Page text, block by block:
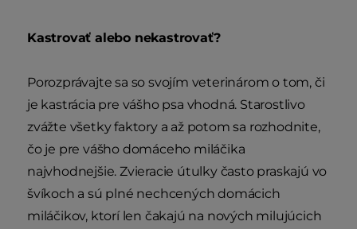
Kastrovať alebo nekastrovať?
Porozprávajte sa so svojím veterinárom o tom, či
je kastrácia pre vášho psa vhodná. Starostlivo
zvážte všetky faktory a až potom sa rozhodnite,
čo je pre vášho domáceho miláčika
najvhodnejšie. Zvieracie útulky často praskajú vo
švíkoch a sú plné nechcených domácich
miláčikov, ktorí len čakajú na nových milujúcich